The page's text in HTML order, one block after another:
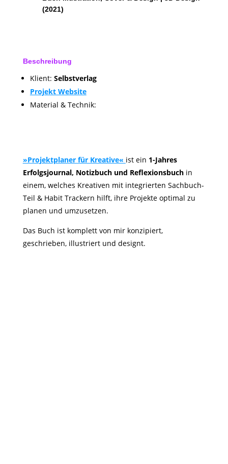
(2021)
Beschreibung
Klient: Selbstverlag
Projekt Website
Material & Technik:
»Projektplaner für Kreative« ist ein 1-Jahres
Erfolgsjournal, Notizbuch und Reflexionsbuchin
einem, welches Kreativen mit integrierten Sachbuch-
Teil & Habit Trackern hilft, ihre Projekte optimal zu
planen und umzusetzen.
Das Buch ist komplett von mir konzipiert,
geschrieben, illustriert und designt.